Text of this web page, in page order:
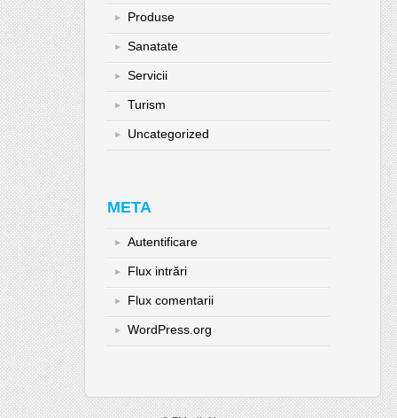
Produse
Sanatate
Servicii
Turism
Uncategorized
META
Autentificare
Flux intrări
Flux comentarii
WordPress.org